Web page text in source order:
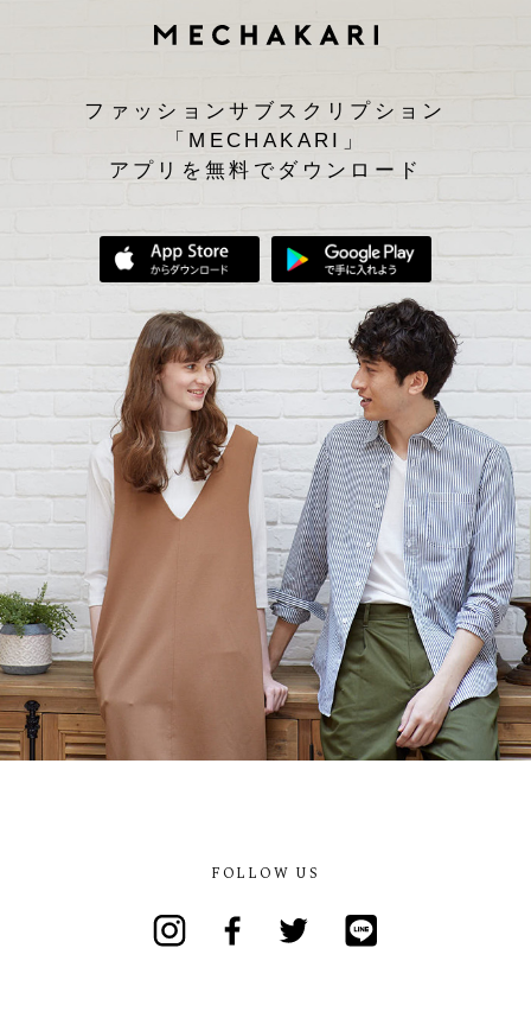
ファッションサブスクリプション
「MECHAKARI」
アプリを無料でダウンロード
App Storeからダウンロード
FOLLOW US